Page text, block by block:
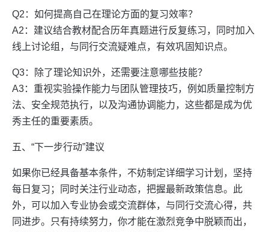
Q2：如何提高自己在理论方面的复习效率？
A2：建议结合教材配合历年真题进行反复练习，同时加入
线上讨论组，与同行交流疑难点，有效巩固知识点。
Q3：除了理论知识外，还需要注意哪些技能？
A3：重视实验操作能力与团队管理技巧，例如质量控制方
法、安全规范执行，以及沟通协调能力，这些都是成为优
秀主任的重要素质。
五、“下一步行动”建议
如果你已经具备基本条件，不妨制定详细学习计划，坚持
每日复习；同时关注行业动态，把握最新政策信息。此
外，可以加入专业协会或交流群体，与同行交流心得，共
同进步。只有持续努力，你才能在激烈竞争中脱颖而出，